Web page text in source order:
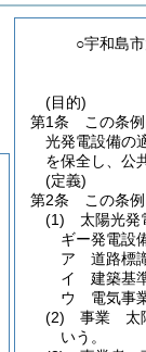
○宇和島
(目的)
第1条
この条
光発電設備の
を保全し、公
(定義)
第2条
この条
(1)
太陽光
ギー発電設
ア
道路標
イ
建築基
ウ
電気事
(2)
事業 太
いう。